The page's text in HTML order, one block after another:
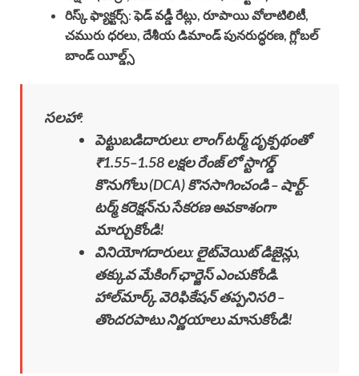
రిస్క్ ఫ్యాక్టర్స్:ఫెడ్ వడ్డీ రేట్లు, రూపాయి వోలాటిలిటీ,
చమురు ధరలు, దేశీయ డిమాండ్ పునరుద్ధరణ, గ్లోబల్
బాండ్ యీల్డ్స్
సలహా:
పెట్టుబడిదారులు:లాంగ్ టర్మ్ దృక్పథంతో
₹1.55–1.58 లక్షల రేంజ్ లో స్టాగర్డ్
కొనుగోలు (DCA) కొనసాగించండి – షార్ట్-
టర్మ్ కరెక్షన్‌ను సేకరణ అవకాశంగా
మార్చుకోండి!
వినియోగదారులు:లైట్‌వెయిట్ డిజైన్లు,
తక్కువ మేకింగ్ ఛార్జెస్ ఎంచుకోండి.
హాల్‌మార్క్ వెరిఫికేషన్ తప్పనిసరి –
తొందరపాటు నిర్ణయాలు మానుకోండి!